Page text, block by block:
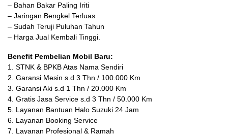
– Bahan Bakar Paling Iriti
– Jaringan Bengkel Terluas
– Sudah Teruji Puluhan Tahun
– Harga Jual Kembali Tinggi.
Benefit Pembelian Mobil Baru:
1. STNK & BPKB Atas Nama Sendiri
2. Garansi Mesin s.d 3 Thn / 100.000 Km
3. Garansi Aki s.d 1 Thn / 20.000 Km
4. Gratis Jasa Service s.d 3 Thn / 50.000 Km
5. Layanan Bantuan Halo Suzuki 24 Jam
6. Layanan Booking Service
7. Layanan Profesional & Ramah